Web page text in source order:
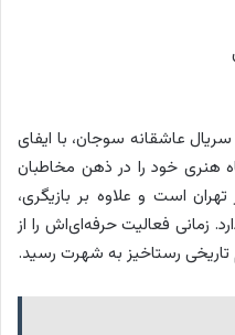
عاشقانه سوجان، با ایفای
هنری خود را در ذهن مخاطبان
کند. او متولد 18 آذر 1363 در تهران است و علاوه بر بازیگری،
زمانی فعالیت حرفه‌ای‌اش را از